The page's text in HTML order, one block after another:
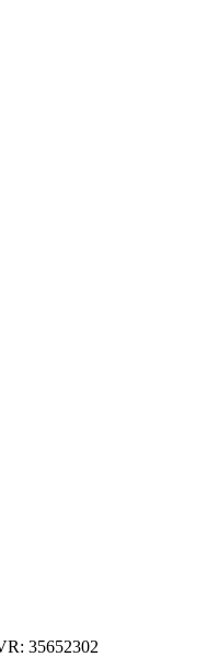
35652302